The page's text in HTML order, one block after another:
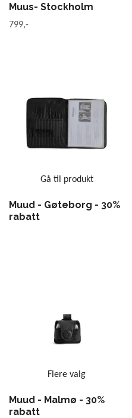
Muus- Stockholm
799,-
Gå til produkt
Muud - Gøteborg - 30%
rabatt
Flere valg
Muud - Malmø - 30%
rabatt